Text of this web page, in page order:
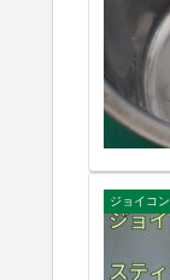
ジョイコン